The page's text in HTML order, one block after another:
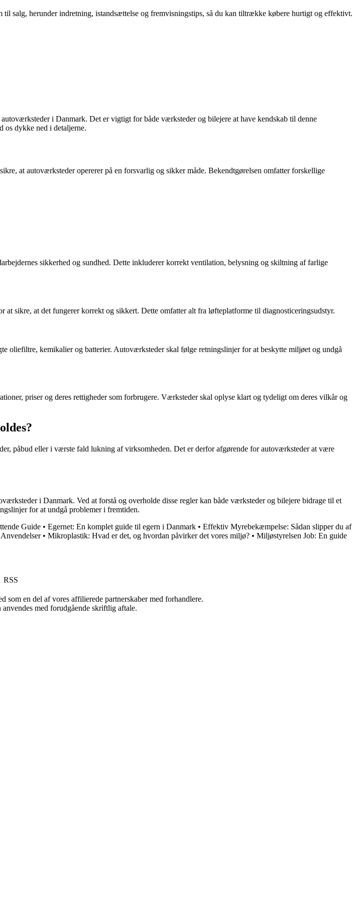
salg, herunder indretning, istandsættelse og fremvisningstips, så du kan tiltrække købere hurtigt og effektivt.
i Danmark. Det er vigtigt for både værksteder og bilejere at have kendskab til denne
os dykke ned i detaljerne.
at autoværksteder opererer på en forsvarlig og sikker måde. Bekendtgørelsen omfatter forskellige
sikkerhed og sundhed. Dette inkluderer korrekt ventilation, belysning og skiltning af farlige
sikre, at det fungerer korrekt og sikkert. Dette omfatter alt fra løfteplatforme til diagnosticeringsudstyr.
oliefiltre, kemikalier og batterier. Autoværksteder skal følge retningslinjer for at beskytte miljøet og undgå
priser og deres rettigheder som forbrugere. Værksteder skal oplyse klart og tydeligt om deres vilkår og
påbud eller i værste fald lukning af virksomheden. Det er derfor afgørende for autoværksteder at være
i Danmark. Ved at forstå og overholde disse regler kan både værksteder og bilejere bidrage til et
for at undgå problemer i fremtiden.
Guide • Egernet: En komplet guide til egern i Danmark • Effektiv Myrebekæmpelse: Sådan slipper du af
• Mikroplastik: Hvad er det, og hvordan påvirker det vores miljø? • Miljøstyrelsen Job: En guide
RSS
en del af vores affilierede partnerskaber med forhandlere.
med forudgående skriftlig aftale.